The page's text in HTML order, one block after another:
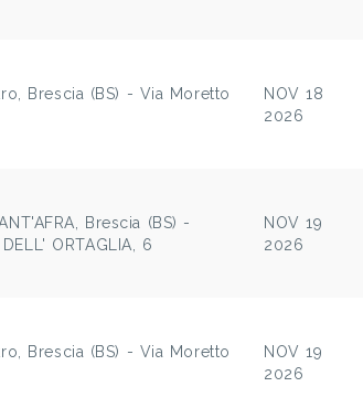
Brescia (BS) - Via Moretto
NOV 18
2026
Brescia (BS) -
ORTAGLIA, 6
NOV 19
2026
Brescia (BS) - Via Moretto
NOV 19
2026